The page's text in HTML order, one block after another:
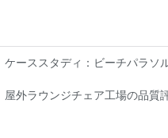
ケーススタディ：ビーチパラソ
屋外ラウンジチェア工場の品質